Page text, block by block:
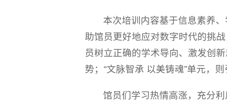
本次培训内容基于信息素养
助馆员更好地应对数字时代的挑
员树立正确的学术导向、激发创
势；“文脉智承 以美铸魂”单元，
馆员们学习热情高涨，充分